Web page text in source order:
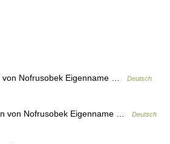
Nofrusobek Eigenname …
Deutsch
von Nofrusobek Eigenname …
Deutsch